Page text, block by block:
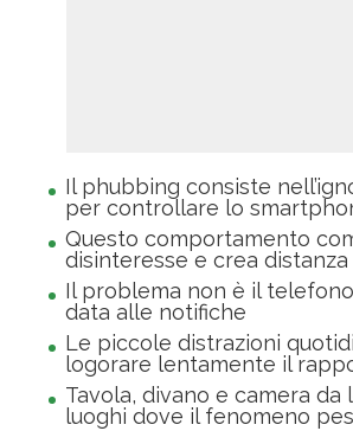
Il phubbing consiste
per controllare lo
Questo comportamento
disinteresse e crea
Il problema non è il
data alle notifiche
Le piccole distrazioni
logorare lentamente il
Tavola, divano e camera da
luoghi dove il fenomeno